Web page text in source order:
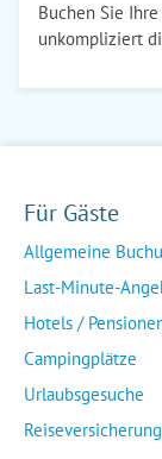
Buchen Sie
unkompliziert
Für Gäste
Allgemeine
Last-Minute-
Hotels /
Campingplätze
Urlaubsgesuche
Reiseversicherung